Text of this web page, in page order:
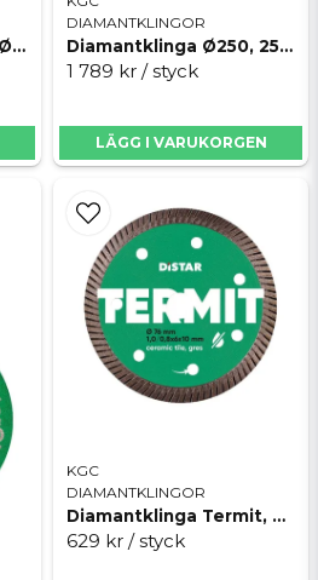
Diamantklinga Colibri Ø76, 10mm
DIAMANTKLINGOR
Diamantklinga Ø250, 25,4mm, Hard ceramics advanced Silent
1 789 kr / styck
LÄGG I VARUKORGEN
KGC
DIAMANTKLINGOR
Diamantklinga Termit, Ø76 10mm
629 kr / styck